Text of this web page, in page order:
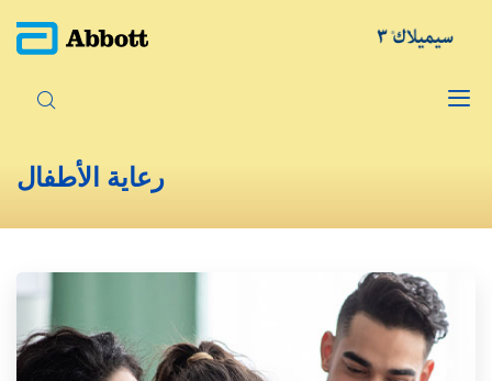
رعاية الأطفال